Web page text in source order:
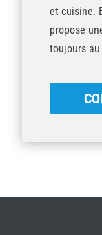
et cuisine.
propose
toujours